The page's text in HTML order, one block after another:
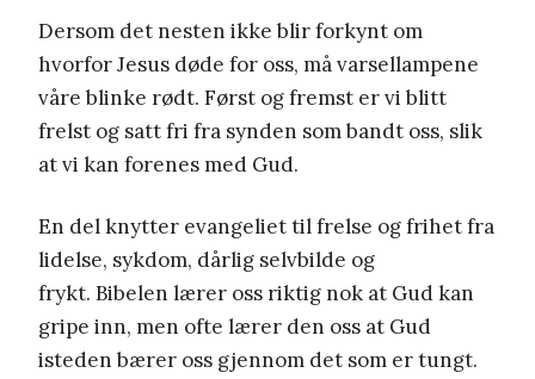
Dersom det nesten ikke blir forkynt om
hvorfor Jesus døde for oss, må varsellampene
våre blinke rødt. Først og fremst er vi blitt
frelst og satt fri fra synden som bandt oss, slik
at vi kan forenes med Gud.
En del knytter evangeliet til frelse og frihet fra
lidelse, sykdom, dårlig selvbilde og
frykt. Bibelen lærer oss riktig nok at Gud kan
gripe inn, men ofte lærer den oss at Gud
isteden bærer oss gjennom det som er tungt.